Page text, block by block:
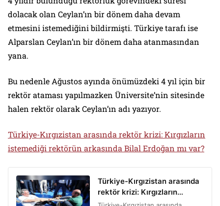
dolacak olan Ceylan’ın bir dönem daha devam
etmesini istemediğini bildirmişti. Türkiye tarafı ise
Alparslan Ceylan’ın bir dönem daha atanmasından
yana.
Bu nedenle Ağustos ayında önümüzdeki 4 yıl için bir
rektör ataması yapılmazken Üniversite’nin sitesinde
halen rektör olarak Ceylan’ın adı yazıyor.
Türkiye-Kırgızistan arasında rektör krizi: Kırgızların
istemediği rektörün arkasında Bilal Erdoğan mı var?